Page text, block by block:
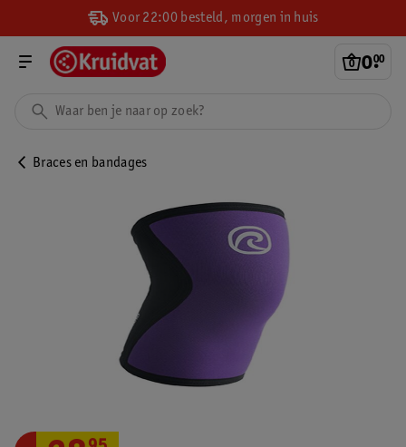
Voor 22:00 besteld, morgen in huis
0.
00
Braces en bandages